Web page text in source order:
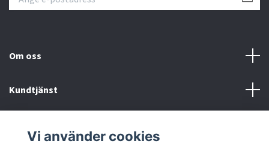
Om oss
Kundtjänst
Vi använder cookies